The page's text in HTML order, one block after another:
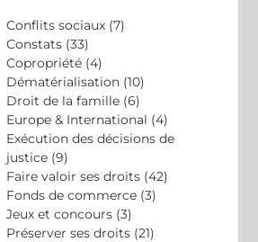
Conflits sociaux (7)
Constats (33)
Copropriété (4)
Dématérialisation (10)
Droit de la famille (6)
Europe & International (4)
Exécution des décisions de
justice (9)
Faire valoir ses droits (42)
Fonds de commerce (3)
Jeux et concours (3)
Préserver ses droits (21)